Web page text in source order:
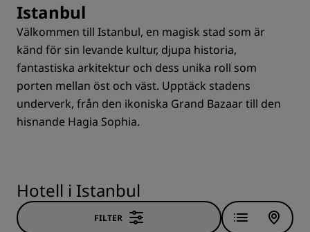
Istanbul
Välkommen till Istanbul, en magisk stad som är
känd för sin levande kultur, djupa historia,
fantastiska arkitektur och dess unika roll som
porten mellan öst och väst. Upptäck stadens
underverk, från den ikoniska Grand Bazaar till den
hisnande Hagia Sophia.
Hotell i Istanbul
FILTER